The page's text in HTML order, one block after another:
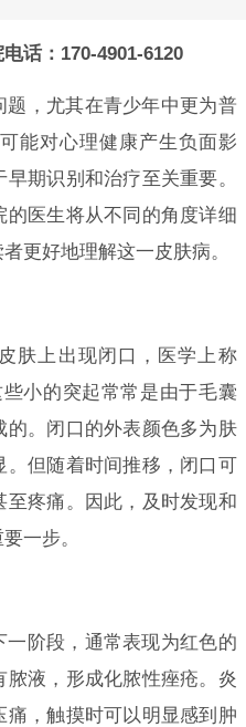
话：170-4901-6120
，尤其在青少年中更为普
能对心理健康产生负面影
期识别和治疗至关重要。
医生将从不同的角度详细
更好地理解这一皮肤病。
肤上出现闭口，医学上称
些小的突起常常是由于毛囊
。闭口的外表颜色多为肤
但随着时间推移，闭口可
疼痛。因此，及时发现和
一步。
阶段，通常表现为红色的
液，形成化脓性痤疮。炎
，触摸时可以明显感到肿